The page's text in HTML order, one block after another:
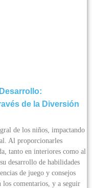
de la Diversión
de los niños, impactando
Al proporcionarles
tanto en interiores como al
desarrollo de habilidades
de juego y consejos
comentarios, y a seguir